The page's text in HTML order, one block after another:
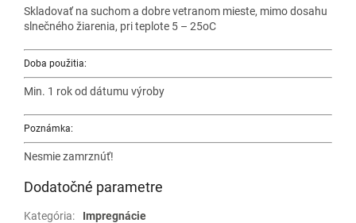
Skladovať na suchom a dobre vetranom mieste, mimo dosahu
slnečného žiarenia, pri teplote 5 – 25oC
Doba použitia:
Min. 1 rok od dátumu výroby
Poznámka:
Nesmie zamrznúť!
Dodatočné parametre
Kategória:
Impregnácie